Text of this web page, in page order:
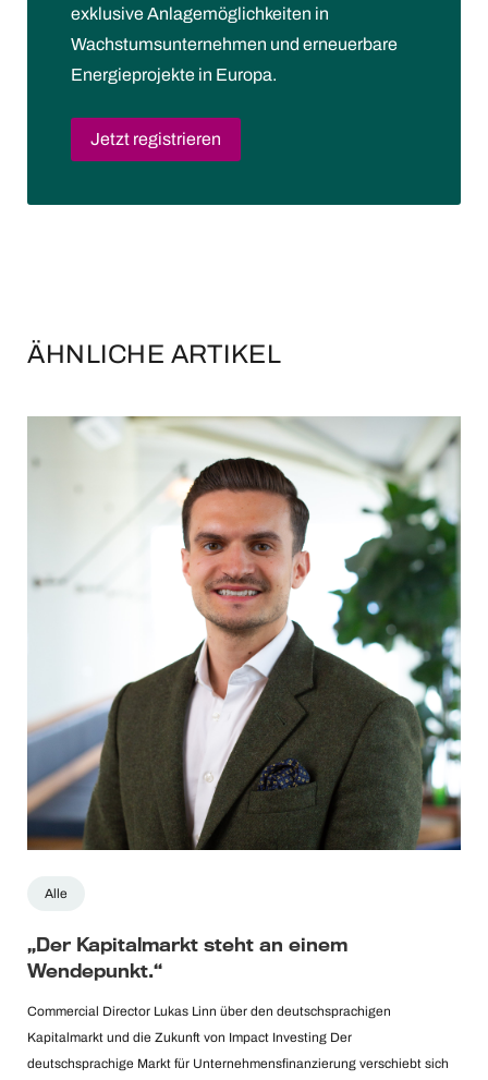
exklusive Anlagemöglichkeiten in
Wachstumsunternehmen und erneuerbare
Energieprojekte in Europa.
Jetzt registrieren
ÄHNLICHE ARTIKEL
Alle
„Der Kapitalmarkt steht an einem
Wendepunkt.“
Commercial Director Lukas Linn über den deutschsprachigen
Kapitalmarkt und die Zukunft von Impact Investing Der
deutschsprachige Markt für Unternehmensfinanzierung verschiebt sich